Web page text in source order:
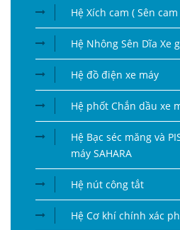
Hệ Xích cam ( Sên
Hệ Nhông Sên Dĩa Xe
Hệ đồ điện xe máy
Hệ phốt Chắn dầu xe
Hệ Bạc séc măng và
máy SAHARA
Hệ nút công tắt
Hệ Cơ khí chính xác